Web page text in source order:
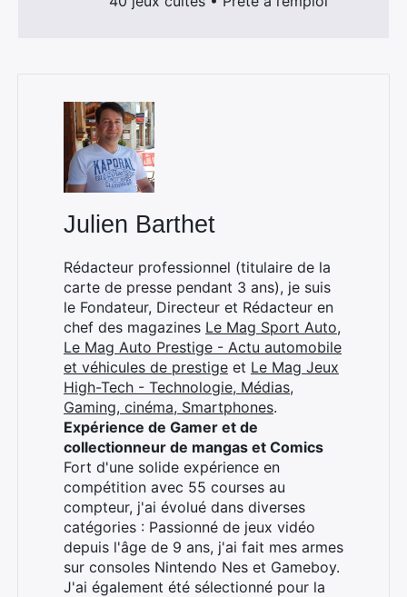
Julien Barthet
Rédacteur professionnel (titulaire de la
carte de presse pendant 3 ans), je suis
le Fondateur, Directeur et Rédacteur en
chef des magazines Le Mag Sport Auto,
Le Mag Auto Prestige - Actu automobile
et véhicules de prestige et Le Mag Jeux
High-Tech - Technologie, Médias,
Gaming, cinéma, Smartphones.
Expérience de Gamer et de
collectionneur de mangas et Comics
Fort d'une solide expérience en
compétition avec 55 courses au
compteur, j'ai évolué dans diverses
catégories : Passionné de jeux vidéo
depuis l'âge de 9 ans, j'ai fait mes armes
sur consoles Nintendo Nes et Gameboy.
J'ai également été sélectionné pour la